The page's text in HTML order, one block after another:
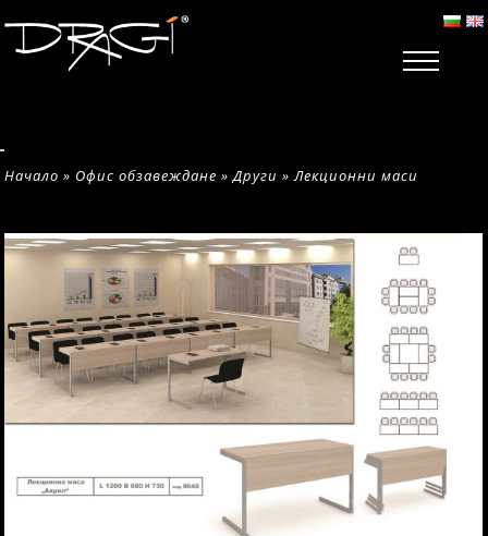
Начало » Офис обзавеждане »Други »Лекционни маси